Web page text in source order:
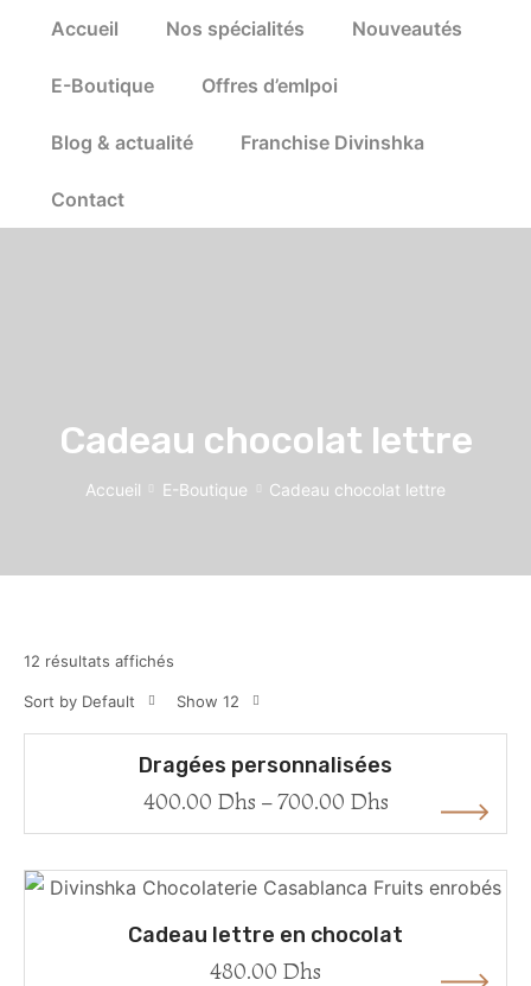
Accueil Nos spécialités Nouveautés
E-Boutique Offres d’emlpoi
Blog & actualité Franchise Divinshka
Contact
Cadeau chocolat lettre
Accueil E-Boutique Cadeau chocolat lettre
12 résultats affichés
Sort by Default Show 12
Dragées personnalisées
400.00 Dhs –700.00 Dhs
Cadeau lettre en chocolat
480.00 Dhs